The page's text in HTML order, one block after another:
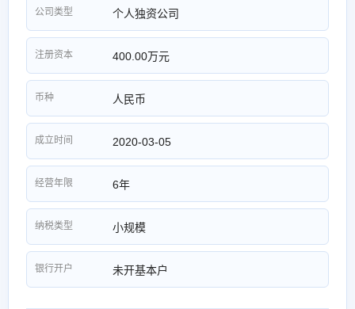
公司类型 个人独资公司
注册资本 400.00万元
币种 人民币
成立时间 2020-03-05
经营年限 6年
纳税类型 小规模
银行开户 未开基本户